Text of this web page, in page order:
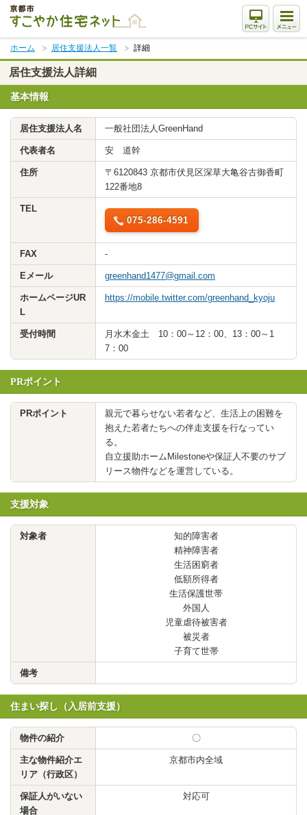
本
文
ま
で
ス
キ
ッ
ホーム 居住支援法人一覧 詳細
居住支援法人詳細
基本情報
居住支援法人名 一般社団法人GreenHand
代表者名 安 道幹
住所
〒6120843 京都市伏見区深草大亀谷古御香町
122番地8
TEL
075-286-4591
FAX -
Eメール greenhand1477@gmail.com
ホームページUR
L
https://mobile.twitter.com/greenhand_kyoju
受付時間
月水木金土 10：00～12：00、13：00～1
7：00
PRポイント
PRポイント
親元で暮らせない若者など、生活上の困難を
抱えた若者たちへの伴走支援を行なってい
る。
自立援助ホームMilestoneや保証人不要のサブ
リース物件などを運営している。
支援対象
対象者
知的障害者
精神障害者
生活困窮者
低額所得者
生活保護世帯
外国人
児童虐待被害者
被災者
子育て世帯
備考
住まい探し（入居前支援）
物件の紹介 〇
主な物件紹介エ
リア（行政区）
京都市内全域
保証人がいない
場合
対応可